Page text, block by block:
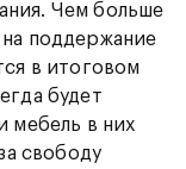
Чем больше
поддержание
в итоговом
будет
мебель в них
свободу